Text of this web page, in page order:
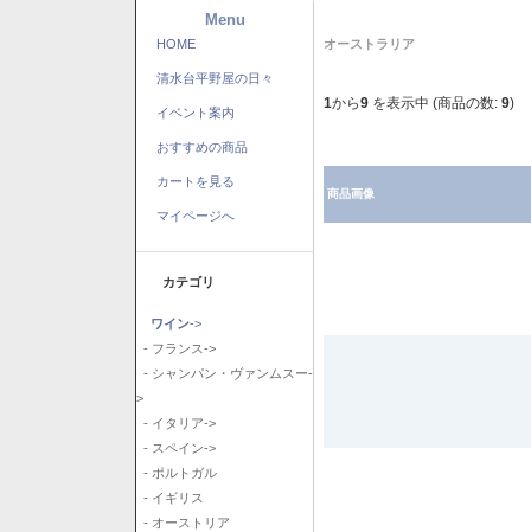
Menu
HOME
清水台平野屋の日々
イベント案内
おすすめの商品
カートを見る
マイページへ
カテゴリ
ワイン->
- フランス->
- シャンパン・ヴァンムスー-
>
- イタリア->
- スペイン->
- ポルトガル
- イギリス
- オーストリア
オーストラリア
1から9 を表示中 (商品の数: 9)
商品画像